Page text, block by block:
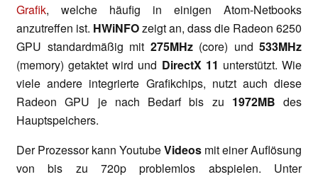
Grafik, welche häufig in einigen Atom-Netbooks
anzutreffen ist. HWiNFOzeigt an, dass die Radeon 6250
GPU standardmäßig mit 275MHz (core) und 533MHz
(memory) getaktet wird und DirectX 11 unterstützt. Wie
viele andere integrierte Grafikchips, nutzt auch diese
Radeon GPU je nach Bedarf bis zu 1972MB des
Hauptspeichers.
Der Prozessor kann YoutubeVideos mit einer Auflösung
von bis zu 720p problemlos abspielen.
Unter